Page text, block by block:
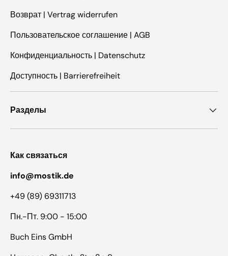
Возврат | Vertrag widerrufen
Пользовательское соглашение | AGB
Конфиденциальность | Datenschutz
Доступность | Barrierefreiheit
Разделы
Как связаться
info@mostik.de
+49 (89) 69311713
Пн.-Пт. 9:00 - 15:00
Buch Eins GmbH